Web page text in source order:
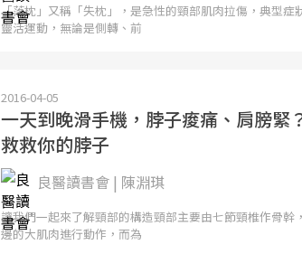
「落枕」又稱「失枕」，是急性的頸部肌肉拉傷，典型症
靈活運動，無論是側轉、前
2016-04-05
一天到晚滑手機，脖子痠痛、肩膀緊
救救你的脖子
良醫讀書會 | 陳淵琪
讓我們一起來了解頸部的構造頸部主要由七節頸椎作骨幹
邊的大肌肉進行動作，而為